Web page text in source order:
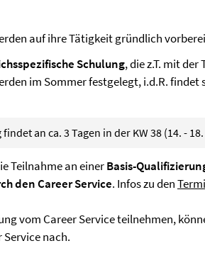
auf ihre Tätigkeit gründlich
Schulung, die z.T. mit
im Sommer festgelegt, i.d.R. findet
an ca. 3 Tagen in der KW 38 (14. -
Teilnahme an einerBasis-
den Career Service. Infos zu den
vom Career Service teilnehmen,
Service nach.